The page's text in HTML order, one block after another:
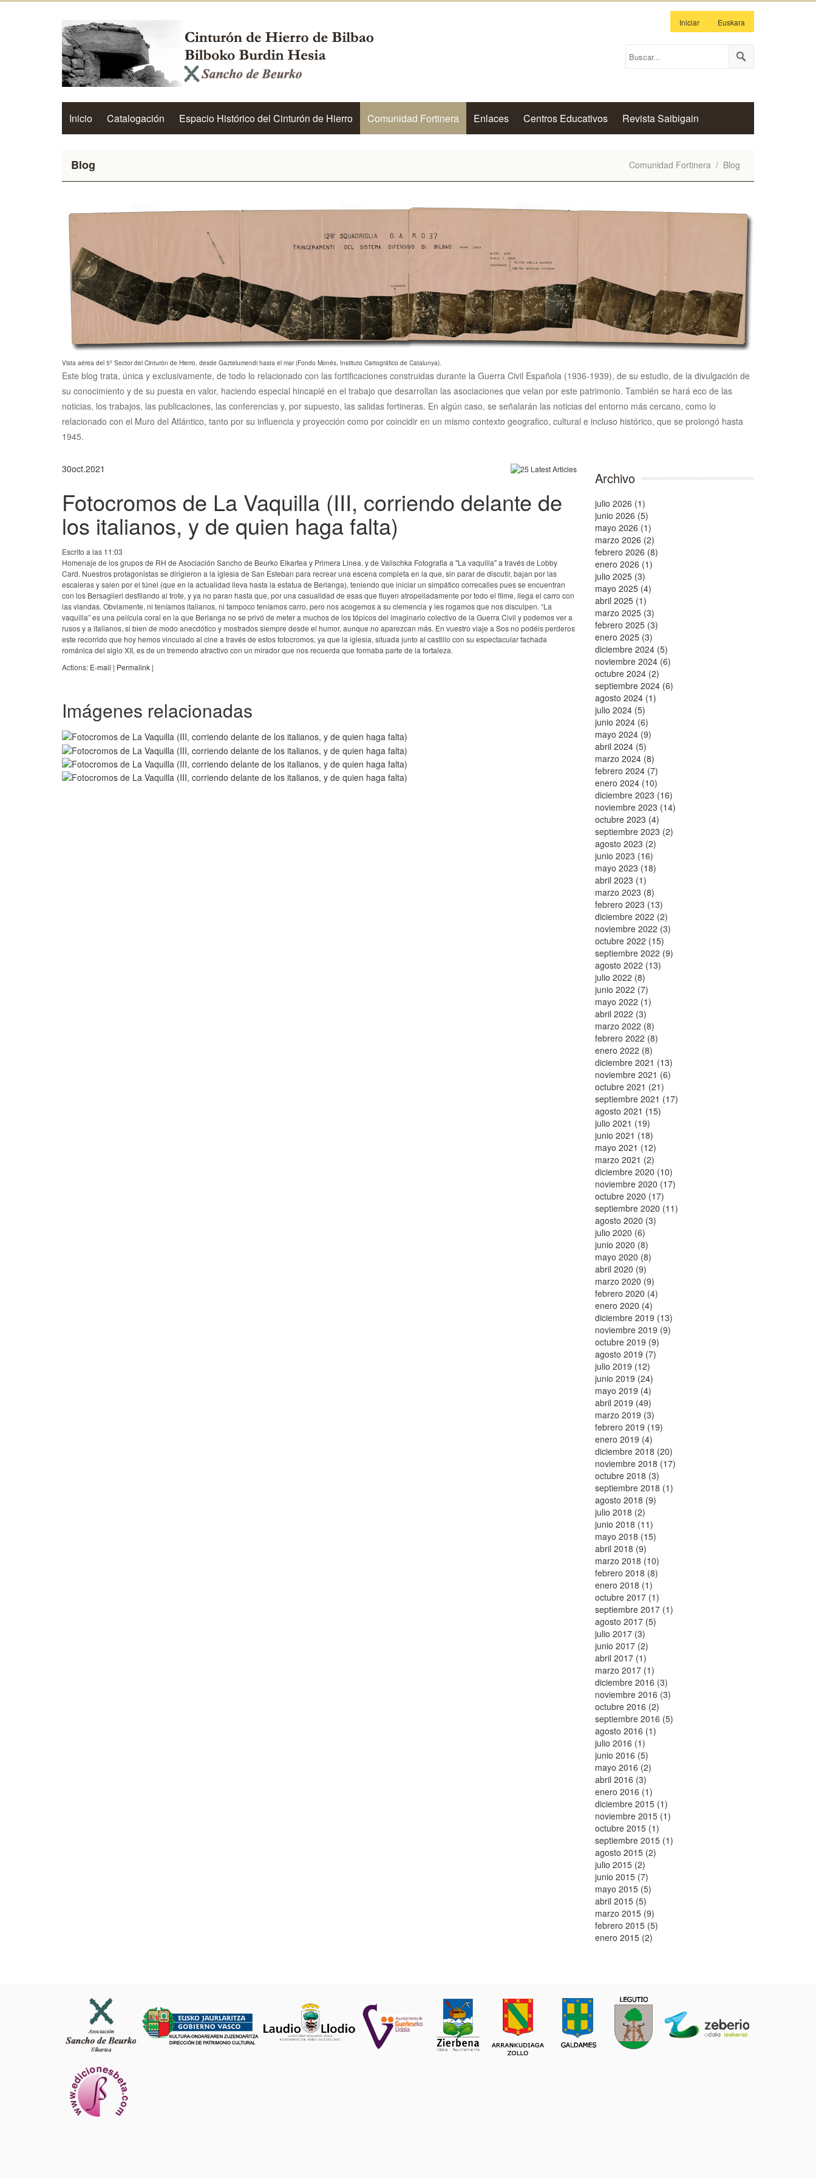
Iniciar Euskara
Inicio Catalogación Espacio Histórico del Cinturón de Hierro Comunidad Fortinera Enlaces Centros Educativos Revista Saibigain
Blog Comunidad Fortinera / Blog
Vista aérea del 5º Sector del Cinturón de Hierro, desde Gaztelumendi hasta el mar (Fondo Monés, Instituto Cartográfico de Catalunya).
Este blog trata, única y exclusivamente, de todo lo relacionado con las fortificaciones construidas durante la Guerra Civil Española (1936-1939), de su estudio, de la divulgación de
su conocimiento y de su puesta en valor, haciendo especial hincapié en el trabajo que desarrollan las asociaciones que velan por este patrimonio. También se hará eco de las
noticias, los trabajos, las publicaciones, las conferencias y, por supuesto, las salidas fortineras. En algún caso, se señalarán las noticias del entorno más cercano, como lo
relacionado con el Muro del Atlántico, tanto por su influencia y proyección como por coincidir en un mismo contexto geografico, cultural e incluso histórico, que se prolongó hasta
1945.
30oct.2021
Fotocromos de La Vaquilla (III, corriendo delante de
los italianos, y de quien haga falta)
Escrito a las 11:03
Homenaje de los grupos de RH de Asociación Sancho de Beurko Elkartea y Primera Linea. y de Valischka Fotografia a "La vaquilla" a través de Lobby
Card. Nuestros protagonistas se dirigieron a la iglesia de San Esteban para recrear una escena completa en la que, sin parar de discutir, bajan por las
escaleras y salen por el túnel (que en la actualidad lleva hasta la estatua de Berlanga), teniendo que iniciar un simpático correcalles pues se encuentran
con los Bersaglieri desfilando al trote, y ya no paran hasta que, por una casualidad de esas que fluyen atropelladamente por todo el filme, llega el carro con
las viandas. Obviamente, ni teníamos italianos, ni tampoco teníamos carro, pero nos acogemos a su clemencia y les rogamos que nos disculpen. “La
vaquilla” es una película coral en la que Berlanga no se privó de meter a muchos de los tópicos del imaginario colectivo de la Guerra Civil y podemos ver a
rusos y a italianos, si bien de modo anecdótico y mostrados siempre desde el humor, aunque no aparezcan más. En vuestro viaje a Sos no podéis perderos
este recorrido que hoy hemos vinculado al cine a través de estos fotocromos, ya que la iglesia, situada junto al castillo con su espectacular fachada
románica del siglo XII, es de un tremendo atractivo con un mirador que nos recuerda que formaba parte de la fortaleza.
Actions: E-mail | Permalink |
Imágenes relacionadas
Archivo
julio 2026 (1)
junio 2026 (5)
mayo 2026 (1)
marzo 2026 (2)
febrero 2026 (8)
enero 2026 (1)
julio 2025 (3)
mayo 2025 (4)
abril 2025 (1)
marzo 2025 (3)
febrero 2025 (3)
enero 2025 (3)
diciembre 2024 (5)
noviembre 2024 (6)
octubre 2024 (2)
septiembre 2024 (6)
agosto 2024 (1)
julio 2024 (5)
junio 2024 (6)
mayo 2024 (9)
abril 2024 (5)
marzo 2024 (8)
febrero 2024 (7)
enero 2024 (10)
diciembre 2023 (16)
noviembre 2023 (14)
octubre 2023 (4)
septiembre 2023 (2)
agosto 2023 (2)
junio 2023 (16)
mayo 2023 (18)
abril 2023 (1)
marzo 2023 (8)
febrero 2023 (13)
diciembre 2022 (2)
noviembre 2022 (3)
octubre 2022 (15)
septiembre 2022 (9)
agosto 2022 (13)
julio 2022 (8)
junio 2022 (7)
mayo 2022 (1)
abril 2022 (3)
marzo 2022 (8)
febrero 2022 (8)
enero 2022 (8)
diciembre 2021 (13)
noviembre 2021 (6)
octubre 2021 (21)
septiembre 2021 (17)
agosto 2021 (15)
julio 2021 (19)
junio 2021 (18)
mayo 2021 (12)
marzo 2021 (2)
diciembre 2020 (10)
noviembre 2020 (17)
octubre 2020 (17)
septiembre 2020 (11)
agosto 2020 (3)
julio 2020 (6)
junio 2020 (8)
mayo 2020 (8)
abril 2020 (9)
marzo 2020 (9)
febrero 2020 (4)
enero 2020 (4)
diciembre 2019 (13)
noviembre 2019 (9)
octubre 2019 (9)
agosto 2019 (7)
julio 2019 (12)
junio 2019 (24)
mayo 2019 (4)
abril 2019 (49)
marzo 2019 (3)
febrero 2019 (19)
enero 2019 (4)
diciembre 2018 (20)
noviembre 2018 (17)
octubre 2018 (3)
septiembre 2018 (1)
agosto 2018 (9)
julio 2018 (2)
junio 2018 (11)
mayo 2018 (15)
abril 2018 (9)
marzo 2018 (10)
febrero 2018 (8)
enero 2018 (1)
octubre 2017 (1)
septiembre 2017 (1)
agosto 2017 (5)
julio 2017 (3)
junio 2017 (2)
abril 2017 (1)
marzo 2017 (1)
diciembre 2016 (3)
noviembre 2016 (3)
octubre 2016 (2)
septiembre 2016 (5)
agosto 2016 (1)
julio 2016 (1)
junio 2016 (5)
mayo 2016 (2)
abril 2016 (3)
enero 2016 (1)
diciembre 2015 (1)
noviembre 2015 (1)
octubre 2015 (1)
septiembre 2015 (1)
agosto 2015 (2)
julio 2015 (2)
junio 2015 (7)
mayo 2015 (5)
abril 2015 (5)
marzo 2015 (9)
febrero 2015 (5)
enero 2015 (2)